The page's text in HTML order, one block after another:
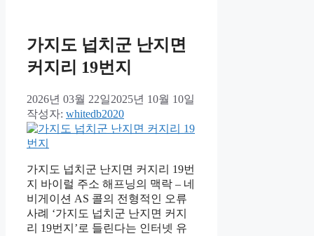
가지도 넙치군 난지면
커지리 19번지
2026년 03월 22일2025년 10월 10일
작성자: whitedb2020
가지도 넙치군 난지면 커지리 19번
지 바이럴 주소 해프닝의 맥락 – 네
비게이션 AS 콜의 전형적인 오류
사례 ‘가지도 넙치군 난지면 커지
리 19번지’로 들린다는 인터넷 유